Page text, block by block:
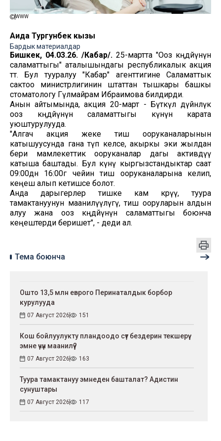
WWW
Аида Тургунбек кызы
Бардык материалдар
Бишкек, 04.03.26. /Кабар/. 25-мартта "Ооз көңдөйүнүн
саламаттыгы" аталышындагы республикалык акция
өтөт. Бул тууралуу "Кабар" агенттигине Саламаттык
сактоо министрлигинин штаттан тышкары башкы
стоматологу Гүлмайрам Ибраимова билдирди.
Анын айтымында, акция 20-март - Бүткүл дүйнөлүк
ооз көңдөйүнүн саламаттыгы күнүнө карата
уюштурулууда.
"Алгач акция жеке тиш ооруканаларынын
катышуусунда гана өтүп келсе, акыркы эки жылдан
бери мамлекеттик ооруканалар дагы активдүү
катыша баштады. Бул күнү кыргызстандыктар саат
09:00дөн 16:00гө чейин тиш ооруканаларына келип,
кеңеш алып кетишсе болот.
Анда дарыгерлер тишке кам көрүү, туура
тамактануунун маанилүүлүгү, тиш ооруларын алдын
алуу жана ооз көңдөйүнүн саламаттыгы боюнча
кеңештерди беришет", - деди ал.
Тема боюнча
Ошто 13,5 млн еврого Перинаталдык борбор
курулууда
07 Август 2026 151
Кош бойлуулукту пландоодо сүт бездерин текшерүү
эмне үчүн маанилүү?
07 Август 2026 163
Туура тамактануу эмнеден башталат? Адистин
сунуштары
07 Август 2026 117